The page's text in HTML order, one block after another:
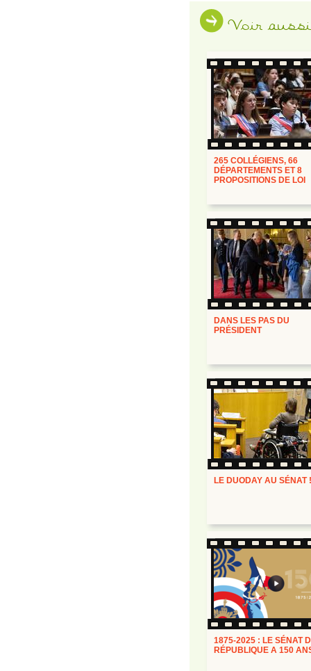
Voir aussi
265 COLLÉGIENS, 66
DÉPARTEMENTS ET 8
PROPOSITIONS DE LOI
DANS LES PAS DU
PRÉSIDENT
LE DUODAY AU SÉNAT !
1875-2025 : LE SÉNAT
RÉPUBLIQUE A 150